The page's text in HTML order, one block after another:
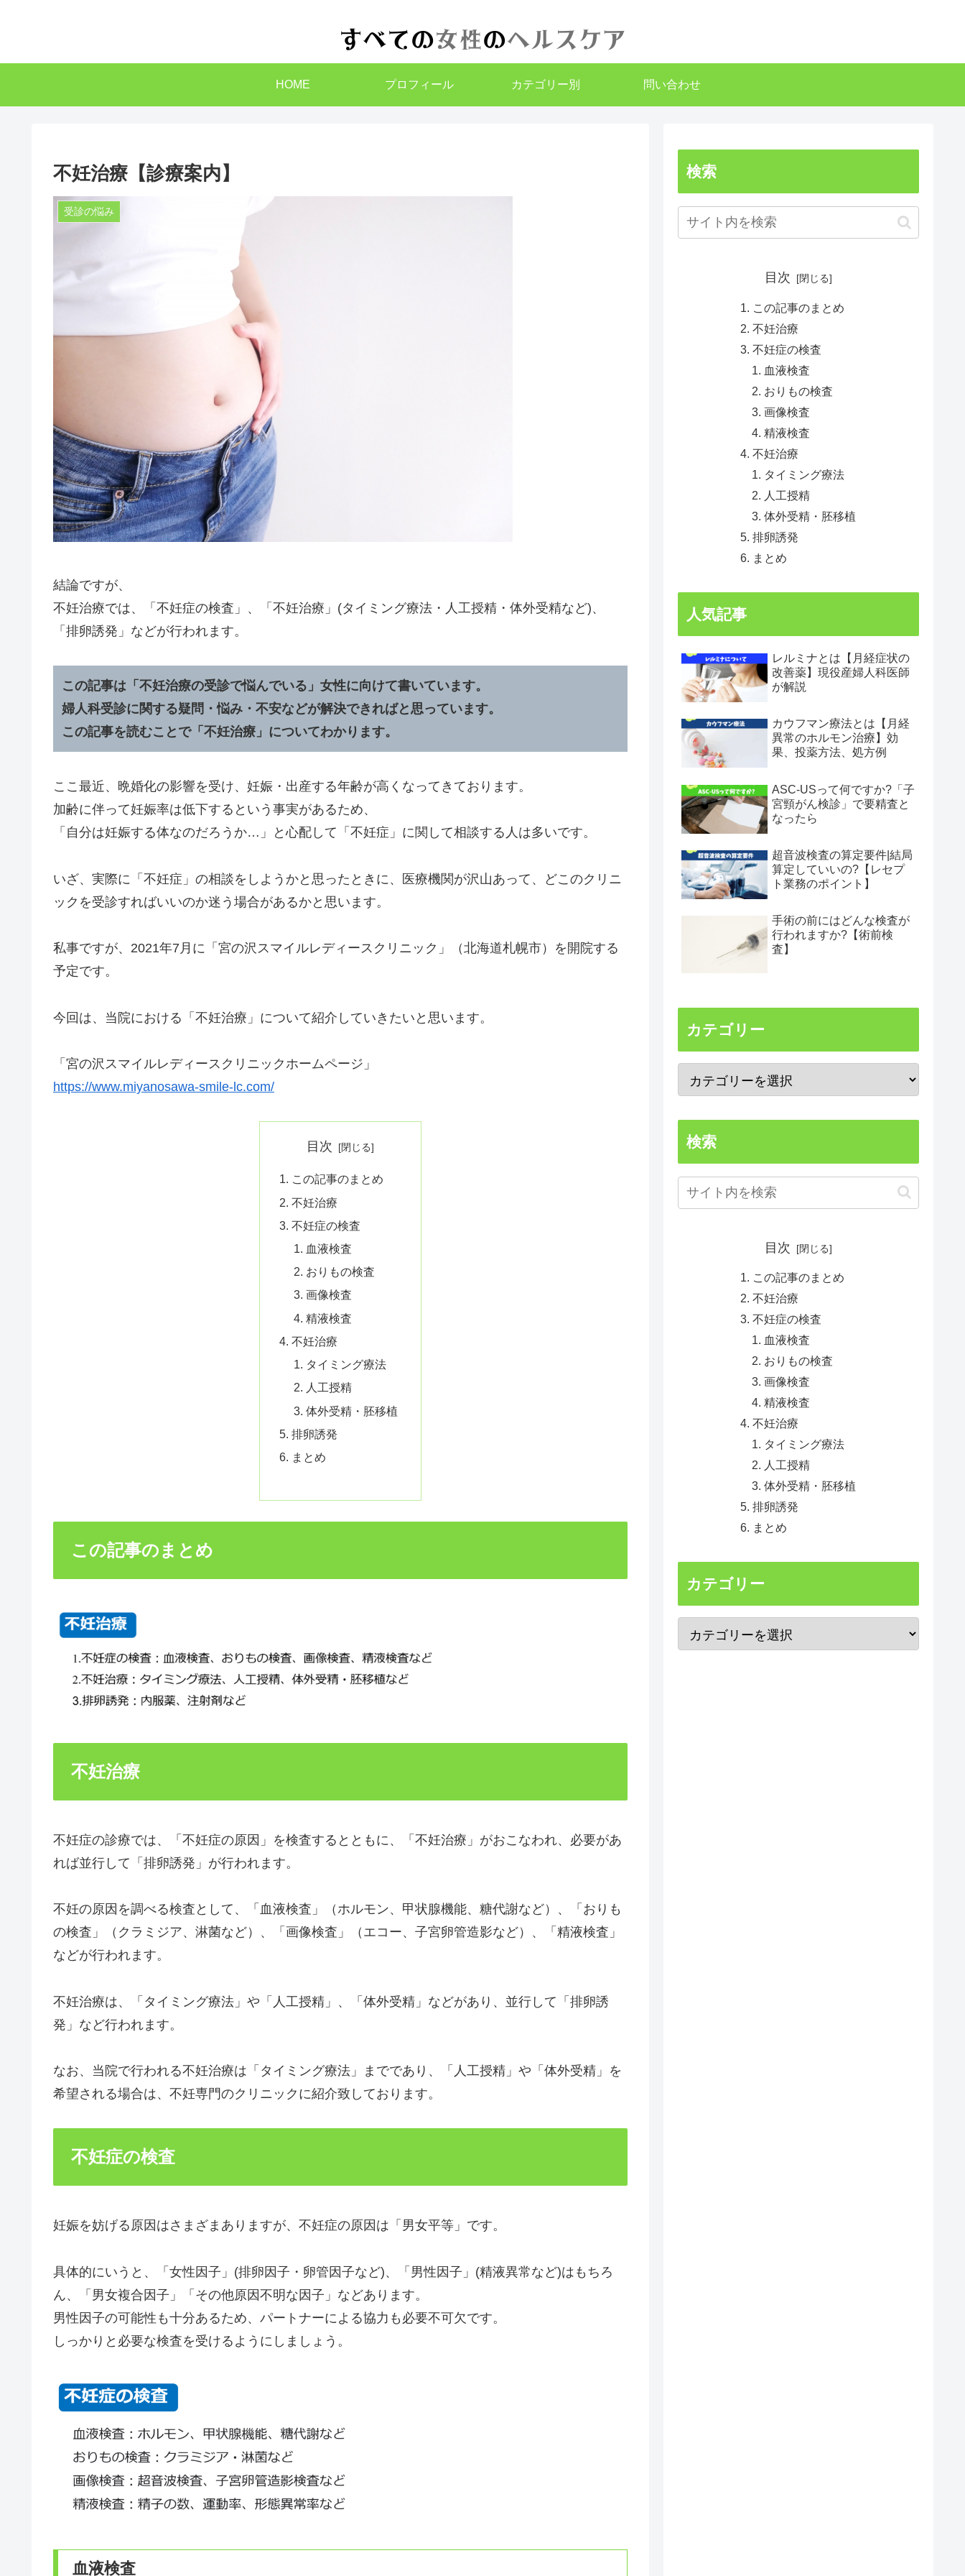
HOME プロフィール カテゴリー別 問い合わせ
不妊治療【診療案内】
受診の悩み
結論ですが、
不妊治療では、「不妊症の検査」、「不妊治療」(タイミング療法・人工授精・体外受精など)、
「排卵誘発」などが行われます。
この記事は「不妊治療の受診で悩んでいる」女性に向けて書いています。
婦人科受診に関する疑問・悩み・不安などが解決できればと思っています。
この記事を読むことで「不妊治療」についてわかります。
ここ最近、晩婚化の影響を受け、妊娠・出産する年齢が高くなってきております。
加齢に伴って妊娠率は低下するという事実があるため、
「自分は妊娠する体なのだろうか…」と心配して「不妊症」に関して相談する人は多いです。
いざ、実際に「不妊症」の相談をしようかと思ったときに、医療機関が沢山あって、どこのクリニ
ックを受診すればいいのか迷う場合があるかと思います。
私事ですが、 2021年7月に「宮の沢スマイルレディースクリニック」（北海道札幌市）を開院する
予定です。
今回は、当院における「不妊治療」について紹介していきたいと思います。
「宮の沢スマイルレディースクリニックホームページ」
https://www.miyanosawa-smile-lc.com/
目次
この記事のまとめ
不妊治療
不妊症の検査
血液検査
おりもの検査
画像検査
精液検査
不妊治療
タイミング療法
人工授精
体外受精・胚移植
排卵誘発
まとめ
この記事のまとめ
不妊治療
不妊症の診療では、「不妊症の原因」を検査するとともに、「不妊治療」がおこなわれ、必要があ
れば並行して「排卵誘発」が行われます。
不妊の原因を調べる検査として、「血液検査」（ホルモン、甲状腺機能、糖代謝など）、「おりも
の検査」（クラミジア、淋菌など）、「画像検査」（エコー、子宮卵管造影など）、「精液検査」
などが行われます。
不妊治療は、「タイミング療法」や「人工授精」、「体外受精」などがあり、並行して「排卵誘
発」など行われます。
なお、当院で行われる不妊治療は「タイミング療法」までであり、「人工授精」や「体外受精」を
希望される場合は、不妊専門のクリニックに紹介致しております。
不妊症の検査
妊娠を妨げる原因はさまざまありますが、不妊症の原因は「男女平等」です。
具体的にいうと、「女性因子」(排卵因子・卵管因子など)、「男性因子」(精液異常など)はもちろ
ん、「男女複合因子」「その他原因不明な因子」などあります。
男性因子の可能性も十分あるため、パートナーによる協力も必要不可欠です。
しっかりと必要な検査を受けるようにしましょう。
血液検査
検索
目次
この記事のまとめ
不妊治療
不妊症の検査
血液検査
おりもの検査
画像検査
精液検査
不妊治療
タイミング療法
人工授精
体外受精・胚移植
排卵誘発
まとめ
人気記事
レルミナとは【月経症状の
改善薬】現役産婦人科医師
が解説
カウフマン療法とは【月経
異常のホルモン治療】効
果、投薬方法、処方例
ASC-USって何ですか?「子
宮頸がん検診」で要精査と
なったら
超音波検査の算定要件|結局
算定していいの?【レセプ
ト業務のポイント】
手術の前にはどんな検査が
行われますか?【術前検
査】
カテゴリー
検索
目次
この記事のまとめ
不妊治療
不妊症の検査
血液検査
おりもの検査
画像検査
精液検査
不妊治療
タイミング療法
人工授精
体外受精・胚移植
排卵誘発
まとめ
カテゴリー